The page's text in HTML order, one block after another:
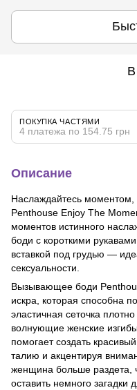
ПОКУПКА ЧАСТЯМИ
4 платежа по 154.75 грн
Описание
Наслаждайтесь моментом,
Penthouse Enjoy The
моментов истинного
боди с короткими
вставкой под грудью —
сексуальности.
Вызывающее боди
искра, которая способна
эластичная сеточка
волнующие женские
помогает создать
талию и акцентируя
женщина больше раздета,
оставить немного загадки